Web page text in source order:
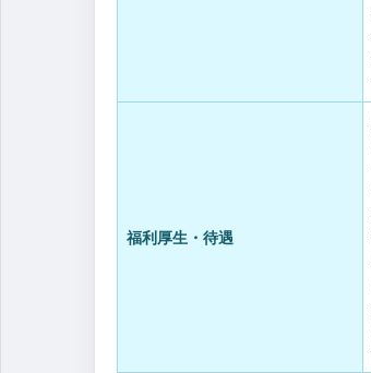
福利厚生・待遇